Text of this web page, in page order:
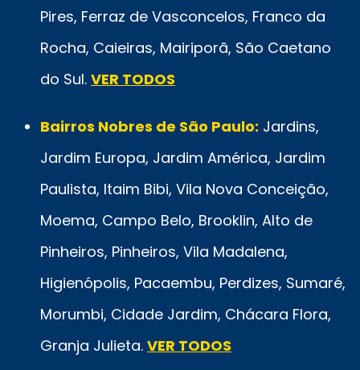
Pires, Ferraz de Vasconcelos, Franco da
Rocha, Caieiras, Mairiporã, São Caetano
do Sul. VER TODOS
Bairros Nobres de São Paulo: Jardins,
Jardim Europa, Jardim América, Jardim
Paulista, Itaim Bibi, Vila Nova Conceição,
Moema, Campo Belo, Brooklin, Alto de
Pinheiros, Pinheiros, Vila Madalena,
Higienópolis, Pacaembu, Perdizes, Sumaré,
Morumbi, Cidade Jardim, Chácara Flora,
Granja Julieta. VER TODOS